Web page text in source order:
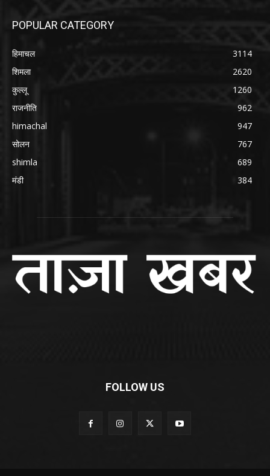
POPULAR CATEGORY
हिमाचल
3114
शिमला
2620
कुल्लू
1260
राजनीति
962
himachal
947
सोलन
767
shimla
689
मंडी
384
FOLLOW US